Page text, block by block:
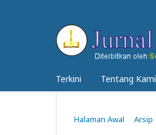
Terkini Tentang Kami
Halaman Awal Arsip